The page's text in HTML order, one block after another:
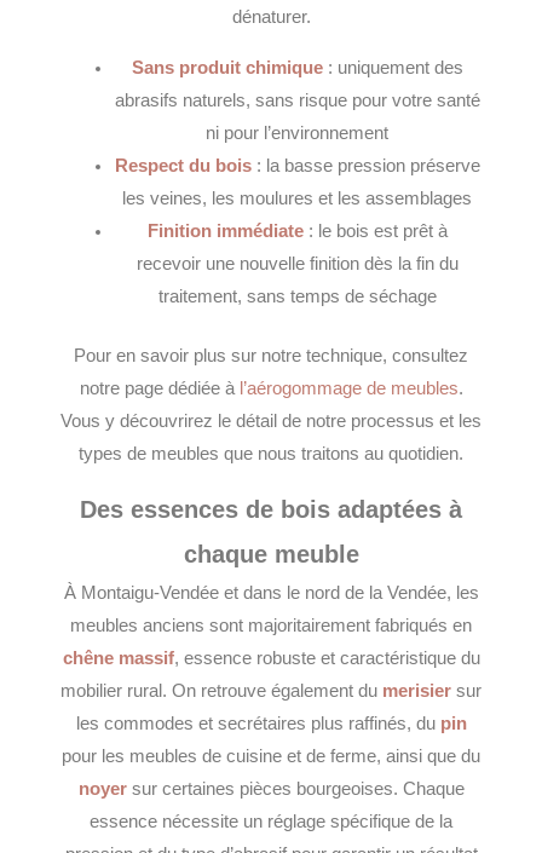
dénaturer.
Sans produit chimique: uniquement des
abrasifs naturels, sans risque pour votre santé
ni pour l’environnement
Respect du bois: la basse pression préserve
les veines, les moulures et les assemblages
Finition immédiate: le bois est prêt à
recevoir une nouvelle finition dès la fin du
traitement, sans temps de séchage
Pour en savoir plus sur notre technique, consultez
notre page dédiée à l’aérogommage de meubles.
Vous y découvrirez le détail de notre processus et les
types de meubles que nous traitons au quotidien.
Des essences de bois adaptées à
chaque meuble
À Montaigu-Vendée et dans le nord de la Vendée, les
meubles anciens sont majoritairement fabriqués en
chêne massif, essence robuste et caractéristique du
mobilier rural. On retrouve également du merisier sur
les commodes et secrétaires plus raffinés, du pin
pour les meubles de cuisine et de ferme, ainsi que du
noyersur certaines pièces bourgeoises. Chaque
essence nécessite un réglage spécifique de la